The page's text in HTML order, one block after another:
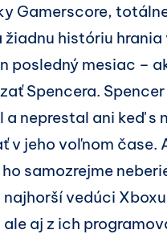
Gamerscore,
históriu
posledný mesiac –
Spencera.
neprestal ani keď s
jeho voľnom čase.
samozrejme
vedúci
aj z ich